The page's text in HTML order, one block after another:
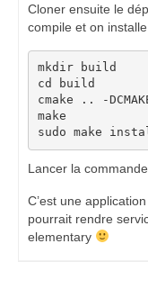
Cloner ensuite le
compile et on
mkdir build
cd build
cmake .. -
make
sudo make
Lancer la
C’est une
pourrait rendre
elementary